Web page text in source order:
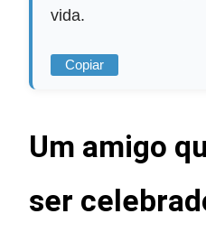
vida.
Copiar
Um amigo
ser